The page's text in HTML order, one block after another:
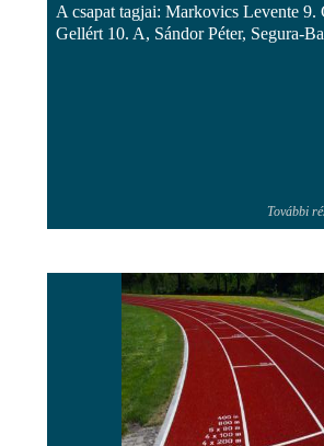
A csapat tagjai: Markovics Levente 9.
Gellért 10. A, Sándor Péter, Segura-
További